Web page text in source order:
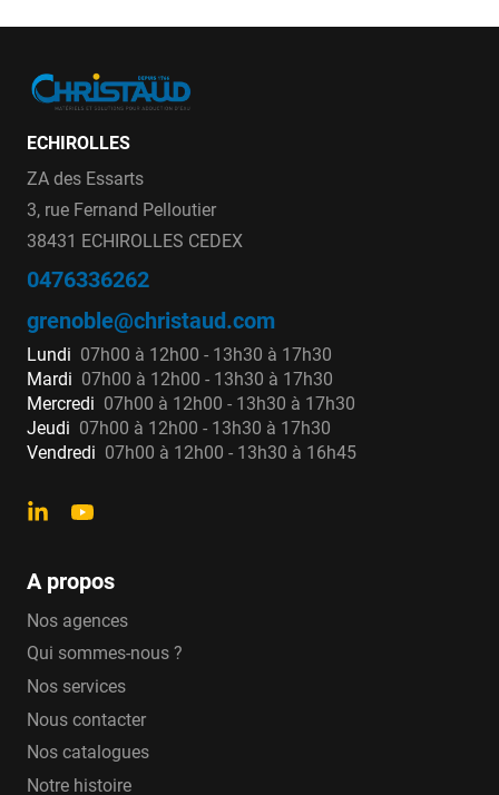
ECHIROLLES
ZA des Essarts
3, rue Fernand Pelloutier
38431 ECHIROLLES CEDEX
0476336262
grenoble@christaud.com
Lundi 07h00 à 12h00 - 13h30 à 17h30
Mardi 07h00 à 12h00 - 13h30 à 17h30
Mercredi 07h00 à 12h00 - 13h30 à 17h30
Jeudi 07h00 à 12h00 - 13h30 à 17h30
Vendredi 07h00 à 12h00 - 13h30 à 16h45
A propos
Nos agences
Qui sommes-nous ?
Nos services
Nous contacter
Nos catalogues
Notre histoire